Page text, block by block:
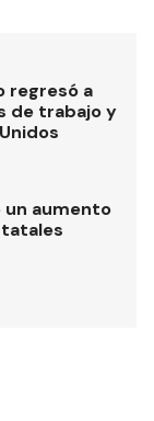
regresó a
de trabajo y
un aumento